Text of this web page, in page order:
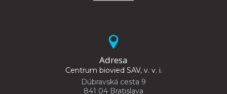
Adresa
Centrum biovied SAV, v. v. i.
Dúbravská cesta 9
841 04 Bratislava